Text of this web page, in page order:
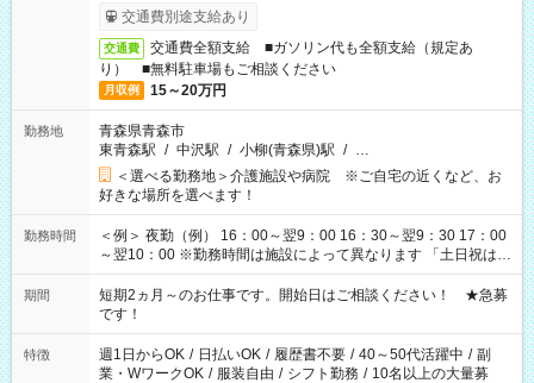
交通費別途支給あり
交通費
交通費全額支給 ■ガソリン代も全額支給（規定あ
り） ■無料駐車場もご相談ください
月収例 15～20万円
勤務地
青森県青森市
東青森駅 / 中沢駅 / 小柳(青森県)駅 / …
＜選べる勤務地＞介護施設や病院 ※ご自宅の近くなど、お
好きな場所を選べます！
勤務時間
＜例＞ 夜勤（例） 16：00～翌9：00 16：30～翌9：30 17：00
～翌10：00 ※勤務時間は施設によって異なります 「土日祝は休
みたい」 「しっかり稼ぎたい」 「もう少し遅い時間から始めた
い」など ご希望にあったお仕事をご案内いたします。 ※未経験
の方の場合は1～2ヶ月間は日中での仕事を経験いただき、 お
仕事に慣れてからの夜勤になります。 ★家庭の都合でお休みが
必要な場合も遠慮なくご相談ください。
期間
短期2ヵ月～のお仕事です。開始日はご相談ください！ ★急募
です！
特徴 週1日からOK / 日払いOK / 履歴書不要 / 40～50代活躍中 / 副
業・WワークOK / 服装自由 / シフト勤務 / 10名以上の大量募